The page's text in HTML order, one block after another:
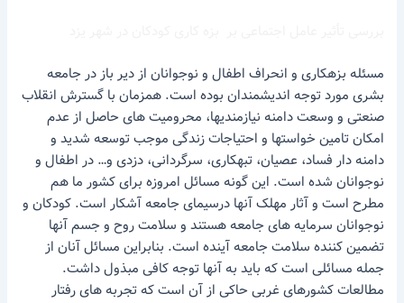
مسئله بزهکاری و انحراف اطفال و نوجوانان از دیر باز در جامعه
بشری مورد توجه اندیشمندان بوده است. همزمان با گسترش انقلاب
صنعتی و وسعت دامنه نیازمندیها، محرومیت های حاصل از عدم
امکان تامین خواستها و احتیاجات زندگی موجب توسعه شدید و
دامنه دار فساد، عصیان، تبهکاری، سرگردانی، دزدی و… در اطفال و
نوجوانان شده است. این گونه مسائل امروزه برای کشور ما هم
مطرح است و آثار مهلک آنها درسیمای جامعه آشکار است. کودکان و
نوجوانان سرمایه های جامعه هستند و سلامت روح و جسم آنها
تضمین کننده سلامت جامعه آینده است. بنابراین مسائل آنان از
جمله مسائلی است که باید به آنها توجه کافی مبذول داشت.
مطالعات کشورهای غربی حاکی از آن است که تجربه های رفتار